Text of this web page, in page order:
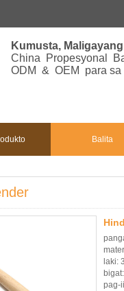
Kumusta,
China Propesyonal
ODM & OEM para
Balita
laki:
pag-